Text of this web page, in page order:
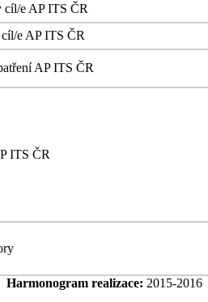
cíl/e AP ITS ČR
e AP ITS ČR
AP ITS ČR
ITS ČR
Harmonogram realizace: 2015-2016